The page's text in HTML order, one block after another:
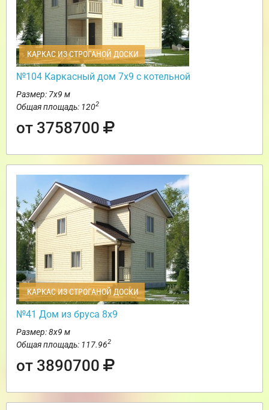
КАРКАС ИЗ СТРОГАНОЙ ДОСКИ
№104 Каркасный дом 7х9 с котельной
Размер: 7х9 м
Общая площадь: 1202
от 3758700
КАРКАС ИЗ СТРОГАНОЙ ДОСКИ
№41 Дом из бруса 8х9
Размер: 8х9 м
Общая площадь: 117.962
от 3890700